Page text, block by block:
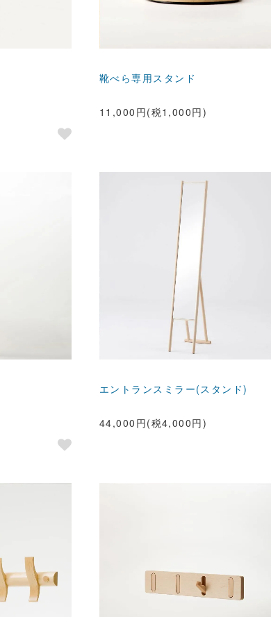
靴べら専用スタンド
11,000円(税1,000円)
エントランスミラー(スタンド)
44,000円(税4,000円)